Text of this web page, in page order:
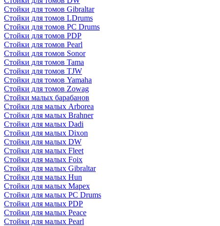
Стойки для томов Gibraltar
Стойки для томов LDrums
Стойки для томов PC Drums
Стойки для томов PDP
Стойки для томов Pearl
Стойки для томов Sonor
Стойки для томов Tama
Стойки для томов TJW
Стойки для томов Yamaha
Стойки для томов Zowag
Стойки малых барабанов
Стойки для малых Arborea
Стойки для малых Brahner
Стойки для малых Dadi
Стойки для малых Dixon
Стойки для малых DW
Стойки для малых Fleet
Стойки для малых Foix
Стойки для малых Gibraltar
Стойки для малых Hun
Стойки для малых Mapex
Стойки для малых PC Drums
Стойки для малых PDP
Стойки для малых Peace
Стойки для малых Pearl